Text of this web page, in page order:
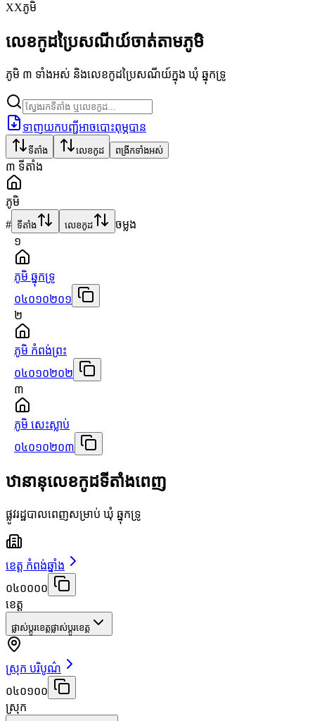
XXភូមិ
លេខកូដប្រៃសណីយ៍ចាត់តាមភូមិ
ភូមិ ៣ ទាំងអស់ និងលេខកូដប្រៃសណីយ៍ក្នុង ឃុំ ឆ្នុកទ្រូ
ទាញយកបញ្ជីអាចបោះពុម្ភបាន
ទីតាំង លេខកូដ ពង្រីកទាំងអស់
៣ ទីតាំង
ភូមិ
# ទីតាំង លេខកូដ
ចម្លង
១
ភូមិ ឆ្នុកទ្រូ
០៤០១០២០១
២
ភូមិ កំពង់ព្រះ
០៤០១០២០២
៣
ភូមិ សេះស្លាប់
០៤០១០២០៣
ឋានានុលេខកូដទីតាំងពេញ
ផ្លូវរដ្ឋបាលពេញសម្រាប់ ឃុំ ឆ្នុកទ្រូ
ខេត្ត កំពង់ឆ្នាំង
០៤០០០០
ខេត្ត
ផ្លាស់ប្តូរខេត្តផ្លាស់ប្តូរខេត្ត
ស្រុក បរិបូណ៌
០៤០១០០
ស្រុក